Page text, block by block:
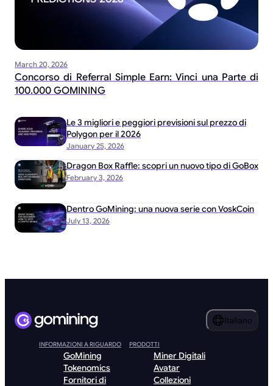
March 20, 2026
Concorso di Referral Simple Earn: Vinci una Parte di
100.000 GOMINING
January 25, 2026
Le 3 migliori e peggiori previsioni sul prezzo di
Polygon per il 2026
February 3, 2026
Dragon Box Raffle: scopri un nuovo tipo di GoBox
July 13, 2026
Dentro GoMining: una nuova serie con VoskCoin
Italiano
INFORMAZIONI A RIGUARDO
GoMining
Tokenomics
Fornitori di
PRODOTTI
Miner Digitali
Avatar
Collezioni